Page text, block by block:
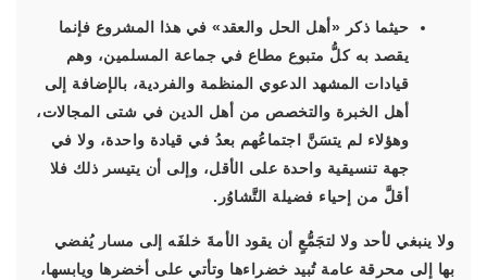
حيثما ذكر «أهل الحل والعقد» في هذا المشروع فإنما
يقصد به كلُّ متبوع مطاع في جماعة المسلمين، وهم
قيادات المشهد الدعوي المنظمة والفردية، بالإضافة إلى
أهل الخبرة والتخصص من أهل الدين في شتى المجالات،
وهؤلاء لم يتسَنَّ اجتماعُهم بعدُ في قيادة واحدة، ولا في
جهة تنسيقية واحدة على الأقل، وإلى أن يتيسر ذلك فلا
أقلَّ من إحياء فضيلة التَّشاوُر.
ولا ينبغي لأحد ولا لتجَمُّعٍ أن يقود الأمةَ خلفَه إلى مسار يُفضي
بها إلى محرقة عامة تُبيد خضراءها وتأتي على أخضرها ويابسها،